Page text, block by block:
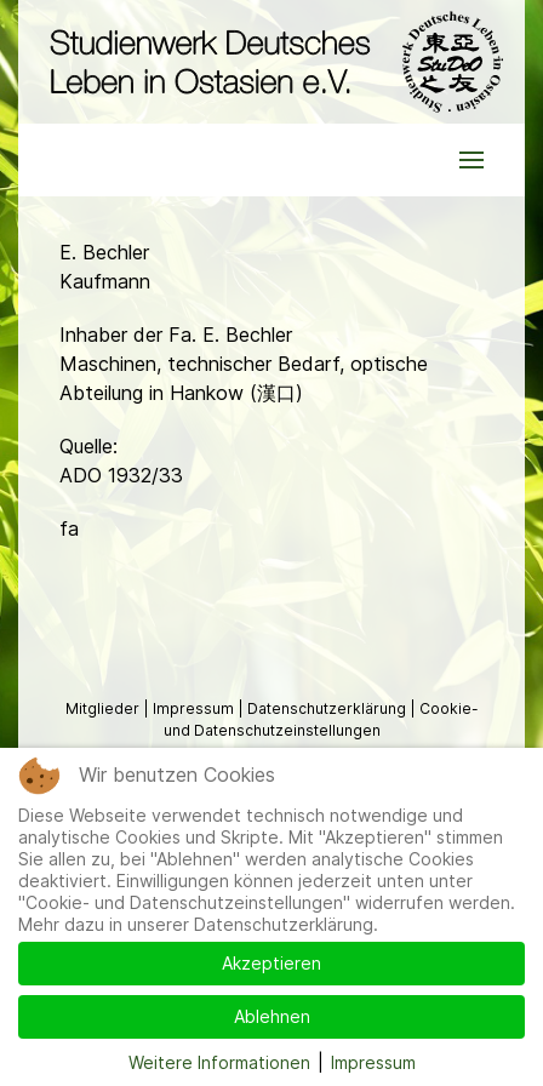
E. Bechler
Kaufmann
Inhaber der Fa. E. Bechler
Maschinen, technischer Bedarf, optische
Abteilung in Hankow (漢口)
Quelle:
ADO 1932/33
fa
Mitglieder Impressum Datenschutzerklärung
Cookie-
und Datenschutzeinstellungen
Wir benutzen Cookies
Diese Webseite verwendet technisch notwendige und
analytische Cookies und Skripte. Mit "Akzeptieren" stimmen
Sie allen zu, bei "Ablehnen" werden analytische Cookies
deaktiviert. Einwilligungen können jederzeit unten unter
"Cookie- und Datenschutzeinstellungen" widerrufen werden.
Mehr dazu in unserer Datenschutzerklärung.
Akzeptieren
Ablehnen
Weitere Informationen Impressum